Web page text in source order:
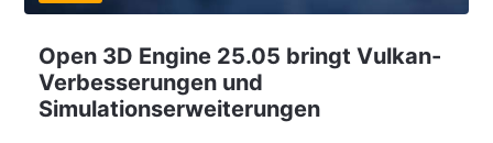
Open 3D Engine 25.05 bringt Vulkan-
Verbesserungen und
Simulationserweiterungen